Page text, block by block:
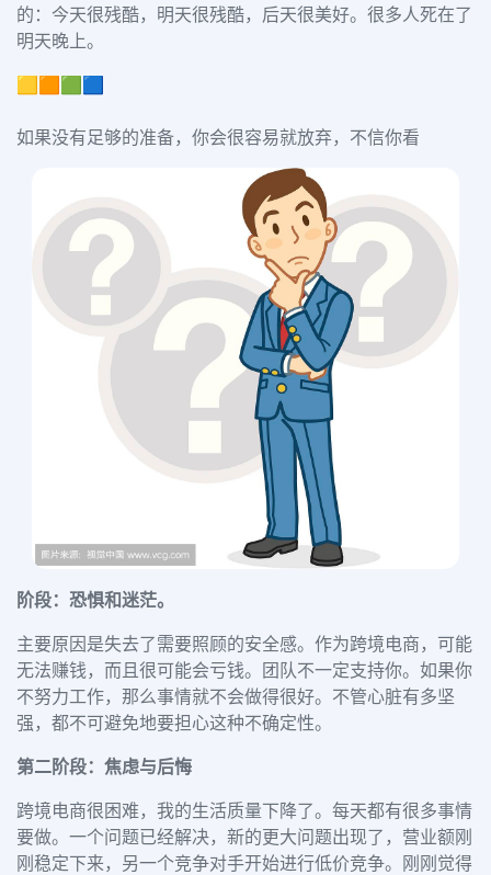
的：今天很残酷，明天很残酷，后天很美好。很多人死在了
明天晚上。
🟨🟧🟩🟦
如果没有足够的准备，你会很容易就放弃，不信你看
阶段：恐惧和迷茫。
主要原因是失去了需要照顾的安全感。作为跨境电商，可能
无法赚钱，而且很可能会亏钱。团队不一定支持你。如果你
不努力工作，那么事情就不会做得很好。不管心脏有多坚
强，都不可避免地要担心这种不确定性。
第二阶段：焦虑与后悔
跨境电商很困难，我的生活质量下降了。每天都有很多事情
要做。一个问题已经解决，新的更大问题出现了，营业额刚
刚稳定下来，另一个竞争对手开始进行低价竞争。刚刚觉得